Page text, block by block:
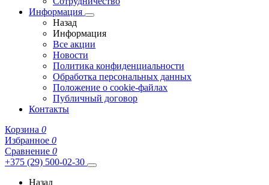
Информация
Назад
Информация
Все акции
Новости
Политика конфиденциальности
Обработка персональных данных
Положение о cookie-файлах
Публичный договор
Контакты
Корзина 0
Избранное 0
Сравнение 0
+375 (29) 500-02-30
Назад